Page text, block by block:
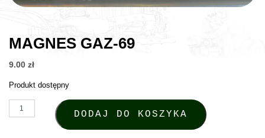
MAGNES GAZ-69
9.00 zł
Produkt dostępny
ilość Magnes GAZ-69
DODAJ DO KOSZYKA